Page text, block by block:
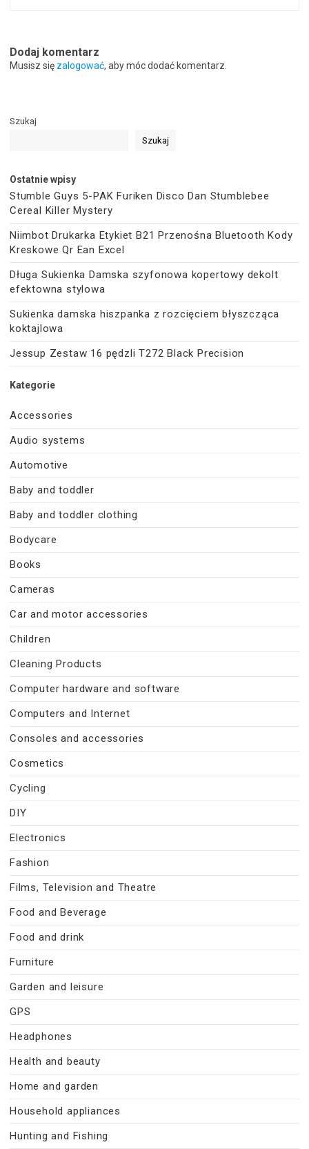
Dodaj komentarz
Musisz się zalogować, aby móc dodać komentarz.
Szukaj
Szukaj
Ostatnie wpisy
Stumble Guys 5-PAK Furiken Disco Dan Stumblebee
Cereal Killer Mystery
Niimbot Drukarka Etykiet B21 Przenośna Bluetooth Kody
Kreskowe Qr Ean Excel
Długa Sukienka Damska szyfonowa kopertowy dekolt
efektowna stylowa
Sukienka damska hiszpanka z rozcięciem błyszcząca
koktajlowa
Jessup Zestaw 16 pędzli T272 Black Precision
Kategorie
Accessories
Audio systems
Automotive
Baby and toddler
Baby and toddler clothing
Bodycare
Books
Cameras
Car and motor accessories
Children
Cleaning Products
Computer hardware and software
Computers and Internet
Consoles and accessories
Cosmetics
Cycling
DIY
Electronics
Fashion
Films, Television and Theatre
Food and Beverage
Food and drink
Furniture
Garden and leisure
GPS
Headphones
Health and beauty
Home and garden
Household appliances
Hunting and Fishing